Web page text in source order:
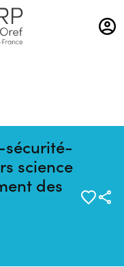
sécurité-
science
des
: Formasup - CFA